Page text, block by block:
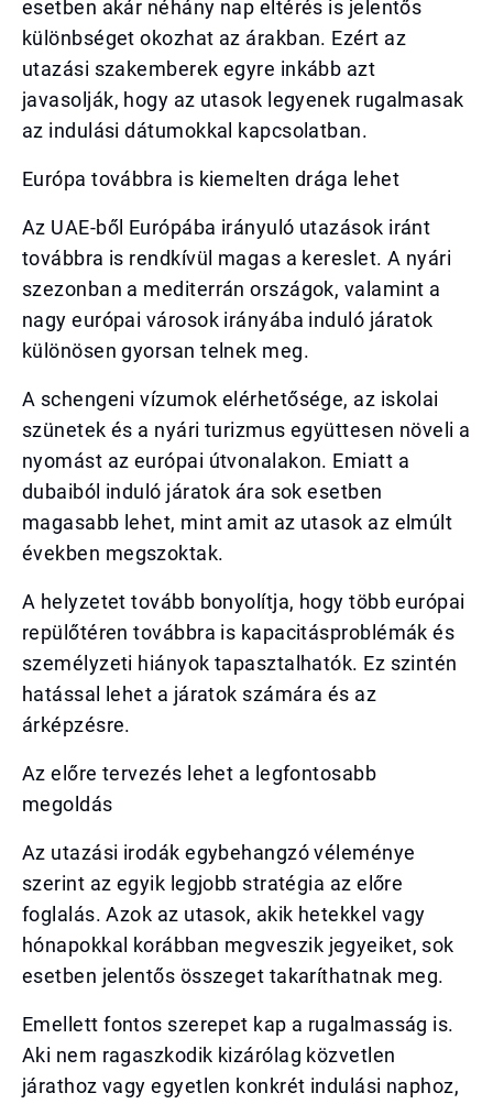
esetben akár néhány nap eltérés is jelentős
különbséget okozhat az árakban. Ezért az
utazási szakemberek egyre inkább azt
javasolják, hogy az utasok legyenek rugalmasak
az indulási dátumokkal kapcsolatban.
Európa továbbra is kiemelten drága lehet
Az UAE-ből Európába irányuló utazások iránt
továbbra is rendkívül magas a kereslet. A nyári
szezonban a mediterrán országok, valamint a
nagy európai városok irányába induló járatok
különösen gyorsan telnek meg.
A schengeni vízumok elérhetősége, az iskolai
szünetek és a nyári turizmus együttesen növeli a
nyomást az európai útvonalakon. Emiatt a
dubaiból induló járatok ára sok esetben
magasabb lehet, mint amit az utasok az elmúlt
években megszoktak.
A helyzetet tovább bonyolítja, hogy több európai
repülőtéren továbbra is kapacitásproblémák és
személyzeti hiányok tapasztalhatók. Ez szintén
hatással lehet a járatok számára és az
árképzésre.
Az előre tervezés lehet a legfontosabb
megoldás
Az utazási irodák egybehangzó véleménye
szerint az egyik legjobb stratégia az előre
foglalás. Azok az utasok, akik hetekkel vagy
hónapokkal korábban megveszik jegyeiket, sok
esetben jelentős összeget takaríthatnak meg.
Emellett fontos szerepet kap a rugalmasság is.
Aki nem ragaszkodik kizárólag közvetlen
járathoz vagy egyetlen konkrét indulási naphoz,